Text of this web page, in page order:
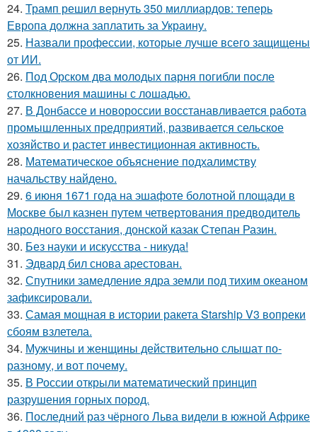
24. Трамп решил вернуть 350 миллиардов: теперь
Европа должна заплатить за Украину.
25. Назвали профессии, которые лучше всего защищены
от ИИ.
26. Под Орском два молодых парня погибли после
столкновения машины с лошадью.
27. В Донбассе и новороссии восстанавливается работа
промышленных предприятий, развивается сельское
хозяйство и растет инвестиционная активность.
28. Математическое объяснение подхалимству
начальству найдено.
29. 6 июня 1671 года на эшафоте болотной площади в
Москве был казнен путем четвертования предводитель
народного восстания, донской казак Степан Разин.
30. Без науки и искусства - никуда!
31. Эдвард бил снова аpестован.
32. Спутники замедление ядра земли под тихим океаном
зафиксировали.
33. Самая мощная в истории ракета Starship V3 вопреки
сбоям взлетела.
34. Мужчины и женщины действительно слышат по-
разному, и вот почему.
35. В России открыли математический принцип
разрушения горных пород.
36. Последний раз чёрного Льва видели в южной Африке